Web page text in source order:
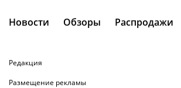
Новости Обзоры Распродажи
Редакция
Размещение рекламы